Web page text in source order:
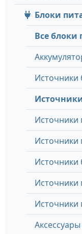
Блоки
Все блоки
Источники
Источники
Источники
Источники
Источники
Источники